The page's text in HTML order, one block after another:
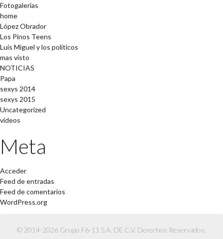
Fotogalerías
home
López Obrador
Los Pinos Teens
Luis Miguel y los políticos
mas visto
NOTICIAS
Papa
sexys 2014
sexys 2015
Uncategorized
videos
Meta
Acceder
Feed de entradas
Feed de comentarios
WordPress.org
© 2014-2026 Grupo F6-11 S.A. DE C.V. Derechos Reservados.